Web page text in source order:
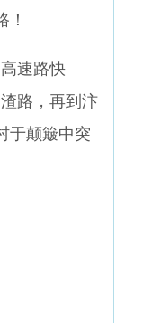
！
速路快
路，再到汴
于颠簸中突